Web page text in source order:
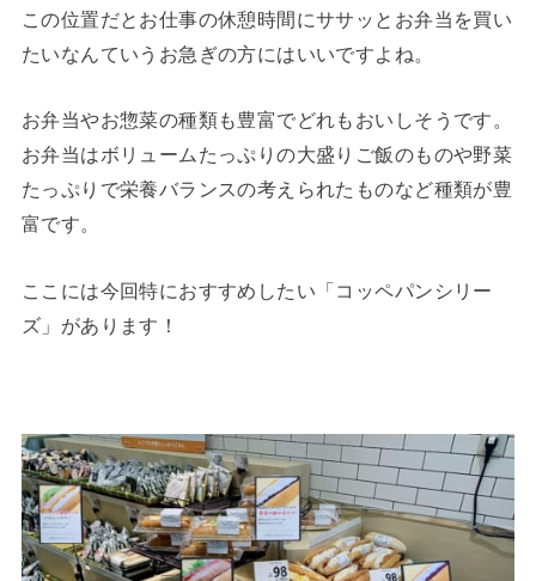
この位置だとお仕事の休憩時間にササッとお弁当を買い
たいなんていうお急ぎの方にはいいですよね。
お弁当やお惣菜の種類も豊富でどれもおいしそうです。
お弁当はボリュームたっぷりの大盛りご飯のものや野菜
たっぷりで栄養バランスの考えられたものなど種類が豊
富です。
ここには今回特におすすめしたい「コッペパンシリー
ズ」があります！